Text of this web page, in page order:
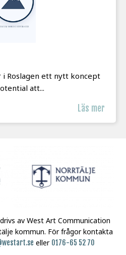
Roslagen ett nytt koncept
att...
Läs mer
av West Art Communication
kommun. För frågor kontakta
eller 0176-65 52 70